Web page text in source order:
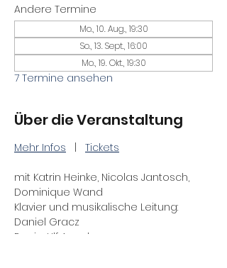
Andere Termine
Mo., 10. Aug., 19:30
So., 13. Sept., 16:00
Mo., 19. Okt., 19:30
7 Termine ansehen
Über die Veranstaltung
Mehr Infos Tickets
mit Katrin Heinke, Nicolas Jantosch,
Dominique Wand
Klavier und musikalische Leitung:
Daniel Gracz
Regie: Ulf Annel